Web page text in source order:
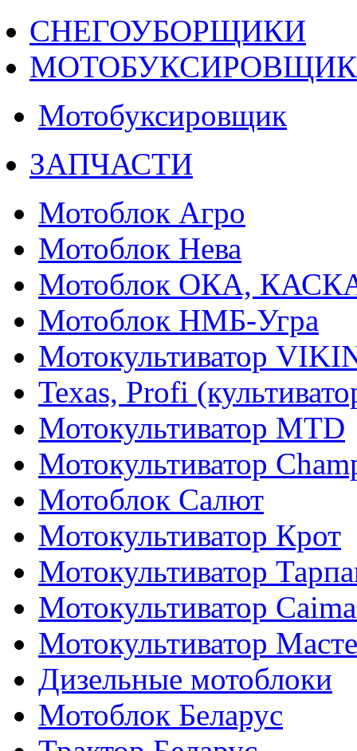
СНЕГОУБОРЩИКИ
Мотобуксировщик
ЗАПЧАСТИ
Мотоблок Агро
Мотоблок Нева
Мотоблок ОКА,
Мотоблок НМБ-Угра
Мотокультиватор
Texas, Profi
Мотокультиватор MTD
Мотокультиватор
Мотоблок Салют
Мотокультиватор Крот
Мотокультиватор
Мотокультиватор
Мотокультиватор
Дизельные мотоблоки
Мотоблок Беларус